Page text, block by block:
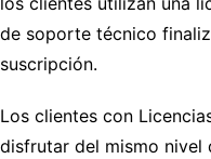
de soporte técnico
suscripción.
Los clientes con
disfrutar del mismo